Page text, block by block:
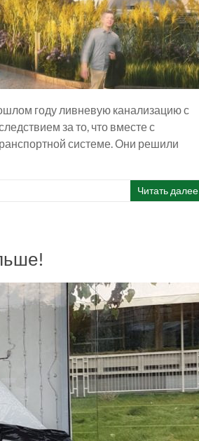
году ливневую канализацию с
за то, что вместе с
системе. Они решили
Читать далее